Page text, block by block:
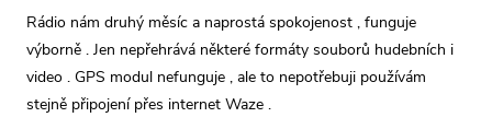
Rádio nám druhý měsíc a naprostá spokojenost , funguje
výborně . Jen nepřehrává některé formáty souborů hudebních i
video . GPS modul nefunguje , ale to nepotřebuji používám
stejně připojení přes internet Waze .